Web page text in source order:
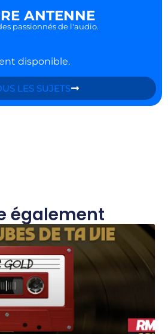
ANTENNE
passionnés de l'audio.
disponible.
LES SUJETS
également